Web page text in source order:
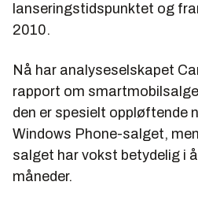
lanseringstidspunktet og
2010.
Nå har analyseselskapet
rapport om
den er spesielt oppløftende
Windows Phone-salget,
salget har vokst betydelig i
måneder.